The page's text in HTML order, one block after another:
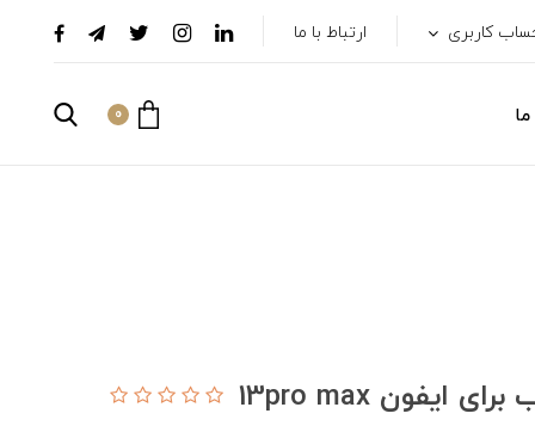
کاربری ارتباط با ما
ما 0